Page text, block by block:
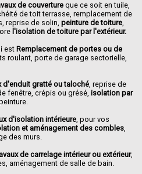
de couvertureque ce soit en tuile,
de toit terrasse, remplacement de
reprise de solin, peinture de toiture,
l'isolation de toiture par l'extérieur.
est Remplacement de portes ou de
roulant, porte de garage sectorielle,
d'enduit gratté ou taloché, reprise de
fenêtre, crépis ou grésé, isolation par
d'isolation intérieure, pour vos
et aménagement des combles,
des murs.
de carrelage intérieur ou extérieur,
aménagement de salle de bain.